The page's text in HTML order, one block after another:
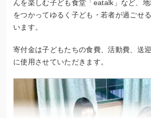
んを楽しむ子ども食堂「eatalk」など、
をつかってゆるく子ども・若者が過ごせ
います。
寄付金は子どもたちの食費、活動費、送
に使用させていただきます。